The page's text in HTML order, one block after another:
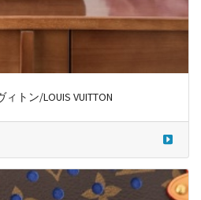
トン/LOUIS VUITTON